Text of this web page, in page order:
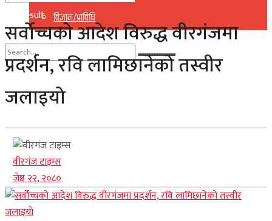
विज्ञान/प्राविधि
No Result
View All Result
No Result
View All Result
सर्वोच्चको आदेश विरुद्ध वीरगंजमा
प्रदर्शन, रवि लामिछानेको तस्वीर
जलाइयो
वीरगंज टाइम्स
जेष्ठ २२, २०८०